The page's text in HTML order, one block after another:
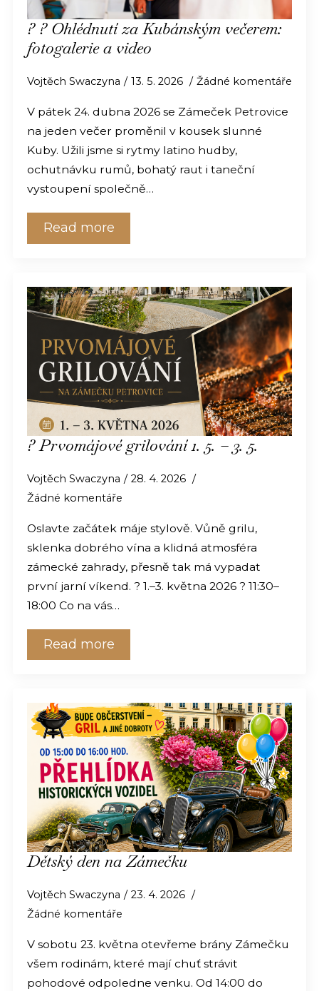
? ? Ohlédnutí za Kubánským večerem:
fotogalerie a video
Vojtěch Swaczyna 13. 5. 2026 Žádné komentáře
V pátek 24. dubna 2026 se Zámeček Petrovice
na jeden večer proměnil v kousek slunné
Kuby. Užili jsme si rytmy latino hudby,
ochutnávku rumů, bohatý raut i taneční
vystoupení společně…
Read more
? Prvomájové grilování 1. 5. – 3. 5.
Vojtěch Swaczyna
28. 4. 2026
Žádné komentáře
Oslavte začátek máje stylově. Vůně grilu,
sklenka dobrého vína a klidná atmosféra
zámecké zahrady, přesně tak má vypadat
první jarní víkend. ? 1.–3. května 2026 ? 11:30–
18:00 Co na vás…
Read more
Dětský den na Zámečku
Vojtěch Swaczyna
23. 4. 2026
Žádné komentáře
V sobotu 23. května otevřeme brány Zámečku
všem rodinám, které mají chuť strávit
pohodové odpoledne venku. Od 14:00 do